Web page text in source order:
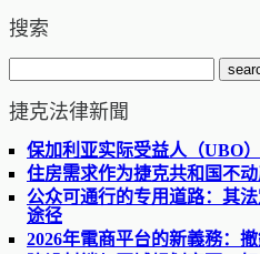
搜索
捷克法律新聞
保加利亚实际受益人（UBO
住房需求作为捷克共和国不
公众可通行的专用道路：其
途径
2026年電商平台的新義務：